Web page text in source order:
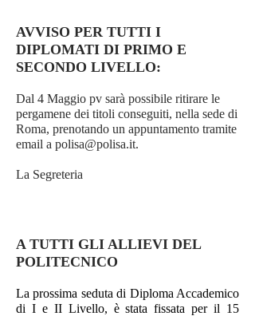
AVVISO PER TUTTI I
DIPLOMATI DI PRIMO E
SECONDO LIVELLO:
Dal 4 Maggio pv sarà possibile ritirare le
pergamene dei titoli conseguiti, nella sede di
Roma, prenotando un appuntamento tramite
email a polisa@polisa.it.
La Segreteria
A TUTTI GLI ALLIEVI DEL
POLITECNICO
La prossima seduta di Diploma Accademico
di I e II Livello, è stata fissata per il 15